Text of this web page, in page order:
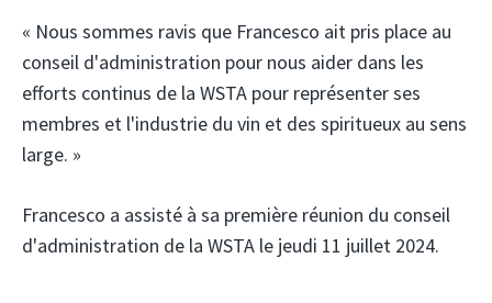
« Nous sommes ravis que Francesco ait pris place au
conseil d'administration pour nous aider dans les
efforts continus de la WSTA pour représenter ses
membres et l'industrie du vin et des spiritueux au sens
large. »
Francesco a assisté à sa première réunion du conseil
d'administration de la WSTA le jeudi 11 juillet 2024.